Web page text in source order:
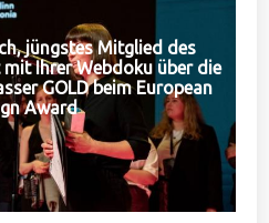
jüngstes Mitglied des
Ihrer Webdoku über die
GOLD beim European
Award